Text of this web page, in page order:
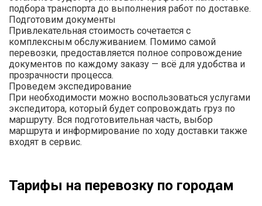
подбора транспорта до выполнения работ по доставке.
Подготовим документы
Привлекательная стоимость сочетается с
комплексным обслуживанием. Помимо самой
перевозки, предоставляется полное сопровождение
документов по каждому заказу — всё для удобства и
прозрачности процесса.
Проведем экспедирование
При необходимости можно воспользоваться услугами
экспедитора, который будет сопровождать груз по
маршруту. Вся подготовительная часть, выбор
маршрута и информирование по ходу доставки также
входят в сервис.
Тарифы на перевозку по городам